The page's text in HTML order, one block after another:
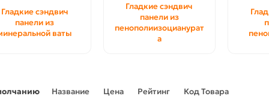
Гладкие сэндвич
панели из
ваты
Гладкие сэндвич
панели из
пенополиизоцианурат
а
Название Цена Рейтинг Код Товара